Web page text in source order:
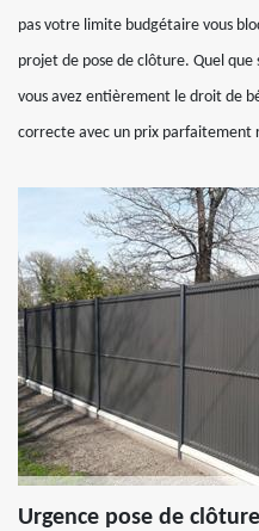
pas votre limite budgétaire vous
projet de pose de clôture. Quel
vous avez entièrement le droit de
correcte avec un prix parfaitement
Urgence pose de clôture